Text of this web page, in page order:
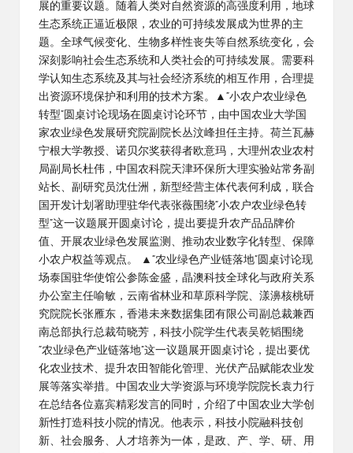
展的重要议题。随着人类对自然资源的高强度利用，地球
生态系统正逼近极限，农业的可持续发展成为世界的主
题。全球气候变化、生物多样性丧失等自然系统变化，会
深刻影响社会生态系统和人类社会的可持续发展。需要科
学认知生态系统及其与社会经济系统的相互作用，合理提
出资源环境保护和利用的技术方案。▲“小农户农业绿色
转型”圆桌讨论现场在圆桌讨论环节，由中国农业大学国
家农业绿色发展研究院副院长丛汶峰担任主持。荷兰瓦赫
宁根大学教授、诺贝尔奖获得者欧意玛，大理州农业农村
局副局长杜伟，中国农科院天津环保所大理实验站常务副
站长、副研究员沈仕洲，新型经营主体代表何利成，联合
国开发计划署助理驻华代表张薇围绕“小农户农业绿色转
型”这一议题展开圆桌讨论，提出要提升农产品品牌价
值、开展农业绿色发展监测、推动农业数字化转型、保障
小农户权益等观点。 ▲“农业绿色产业链落地”圆桌讨论现
场泰国驻华使馆公参陈金盛，晶澳科技全球化与政府关系
办公室主任喻敏，云南省林业和草原科学院、漾濞核桃研
究院院长张雁东，香港未来数据集团有限公司副总裁兼西
南总部执行总裁苟晓芳，科技小院学生代表吴乾韬围绕
“农业绿色产业链落地”这一议题展开圆桌讨论，提出要优
化农业技术、提升农田智能化管理、光伏产品赋能农业发
展等落实举措。中国农业大学资源与环境学院院长袁力行
在总结各位嘉宾精彩发言的同时，介绍了中国农业大学创
新性打造科技小院的情况。他表示，科技小院融科技创
新、社会服务、人才培养为一体，是政、产、学、研、用